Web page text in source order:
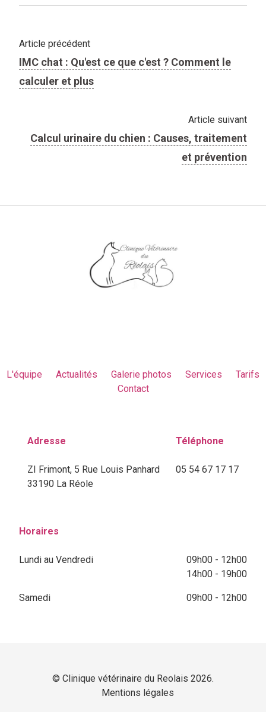
Article précédent
IMC chat : Qu'est ce que c'est ? Comment le
calculer et plus
Article suivant
Calcul urinaire du chien : Causes, traitement
et prévention
L'équipe Actualités Galerie photos Services
Tarifs
Contact
Adresse
ZI Frimont, 5 Rue Louis Panhard
33190 La Réole
Téléphone
05 54 67 17 17
Horaires
Lundi au Vendredi
09h00 - 12h00
14h00 - 19h00
Samedi 09h00 - 12h00
© Clinique vétérinaire du Reolais 2026.
Mentions légales